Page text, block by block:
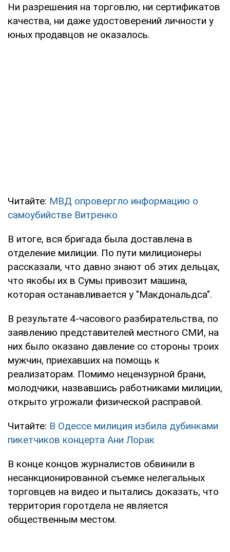
Ни разрешения на торговлю, ни сертификатов
качества, ни даже удостоверений личности у
юных продавцов не оказалось.
Читайте: МВД опровергло информацию о
самоубийстве Витренко
В итоге, вся бригада была доставлена в
отделение милиции. По пути милиционеры
рассказали, что давно знают об этих дельцах,
что якобы их в Сумы привозит машина,
которая останавливается у "Макдональдса".
В результате 4-часового разбирательства, по
заявлению представителей местного СМИ, на
них было оказано давление со стороны троих
мужчин, приехавших на помощь к
реализаторам. Помимо нецензурной брани,
молодчики, назвавшись работниками милиции,
открыто угрожали физической расправой.
Читайте: В Одессе милиция избила дубинками
пикетчиков концерта Ани Лорак
В конце концов журналистов обвинили в
несанкционированной съемке нелегальных
торговцев на видео и пытались доказать, что
территория горотдела не является
общественным местом.